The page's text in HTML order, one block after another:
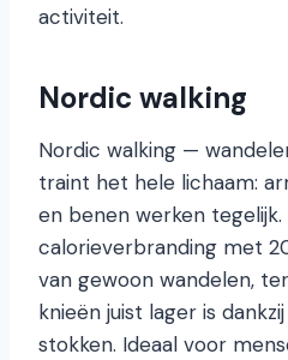
activiteit.
Nordic walking
Nordic walking —
traint het hele lichaam:
en benen werken
calorieverbranding met
van gewoon wandelen,
knieën juist lager is
stokken. Ideaal voor